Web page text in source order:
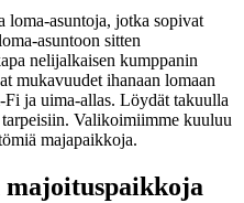
loma-asuntoja, jotka sopivat
asuntoon sitten
nelijalkaisen kumppanin
mukavuudet ihanaan lomaan
ja uima-allas. Löydät takuulla
Valikoimiimme kuuluu
majapaikkoja.